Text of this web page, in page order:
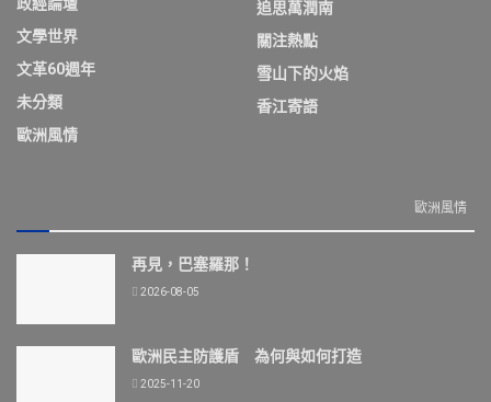
文學世界
文革60週年
未分類
歐洲風情
追思萬潤南
關注熱點
雪山下的火焰
香江寄語
歐洲風情
再見，巴塞羅那！
2026-08-05
歐洲民主防護盾 為何與如何打造
2025-11-20